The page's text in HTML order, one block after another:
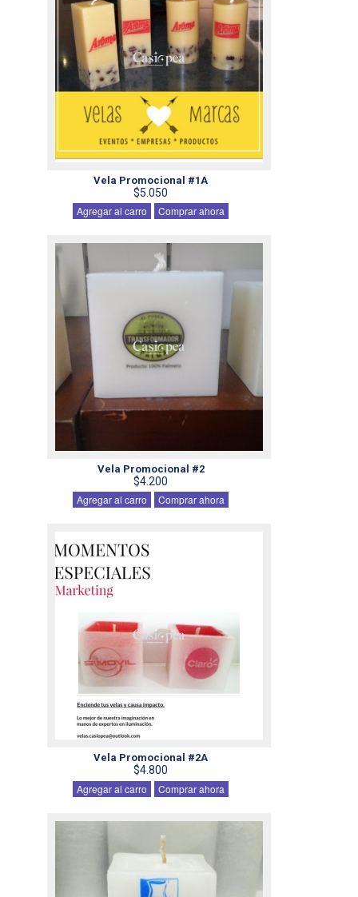
Vela Promocional #1A
$5.050
Agregar al carro Comprar ahora
Vela Promocional #2
$4.200
Agregar al carro Comprar ahora
Vela Promocional #2A
$4.800
Agregar al carro Comprar ahora